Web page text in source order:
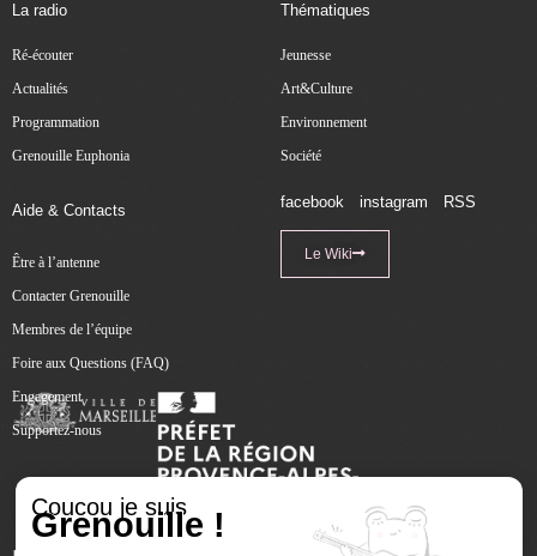
La radio
Ré-écouter
Actualités
Programmation
Grenouille Euphonia
Thématiques
Jeunesse
Art&Culture
Environnement
Société
Aide & Contacts
Être à l’antenne
Contacter Grenouille
Membres de l’équipe
Foire aux Questions (FAQ)
Engagement
Supportez-nous
facebook instagram RSS
Le Wiki
Coucou je suis
Grenouille !